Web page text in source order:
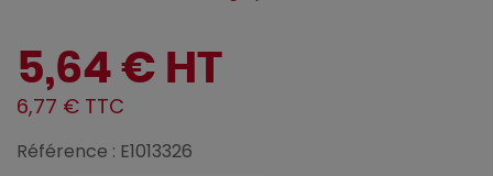
5,64 € HT
6,77 € TTC
Référence : E1013326